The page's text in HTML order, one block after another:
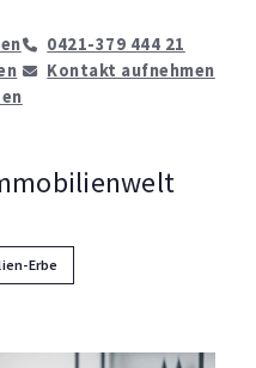
0421-379 444 21
Kontakt aufnehmen
Erbe